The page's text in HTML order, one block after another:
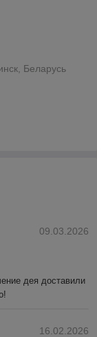
Беларусь
09.03.2026
дея доставили
16.02.2026